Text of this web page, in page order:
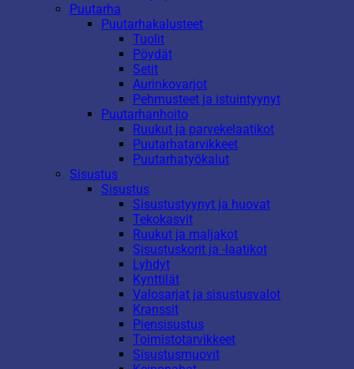
Puutarha
Puutarhakalusteet
Tuolit
Pöydät
Setit
Aurinkovarjot
Pehmusteet ja istuintyynyt
Puutarhanhoito
Ruukut ja parvekelaatikot
Puutarhatarvikkeet
Puutarhatyökalut
Sisustus
Sisustus
Sisustustyynyt ja huovat
Tekokasvit
Ruukut ja maljakot
Sisustuskorit ja -laatikot
Lyhdyt
Kynttilät
Valosarjat ja sisustusvalot
Kranssit
Piensisustus
Toimistotarvikkeet
Sisustusmuovit